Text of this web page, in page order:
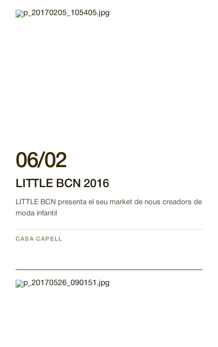
Imatge
06/02
LITTLE BCN 2016
LITTLE BCN presenta el seu market de nous creadors de
moda infantil
CASA CAPELL
Imatge